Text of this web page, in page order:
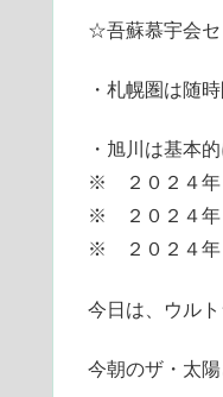
☆吾蘇慕宇会セ
・札幌圏は随
・旭川は基本
※ ２０２４年
※ ２０２
※ ２０２４年
今日は、ウル
今朝のザ・太